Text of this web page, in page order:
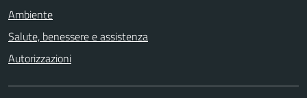
Ambiente
Salute, benessere e assistenza
Autorizzazioni